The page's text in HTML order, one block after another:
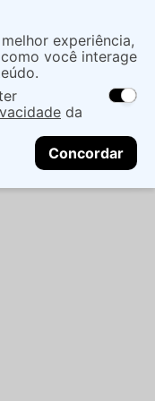
variam de
sei meu CEP
CONTINUAR
Shampoo
250ML
experiência,
você interage
da
Concordar